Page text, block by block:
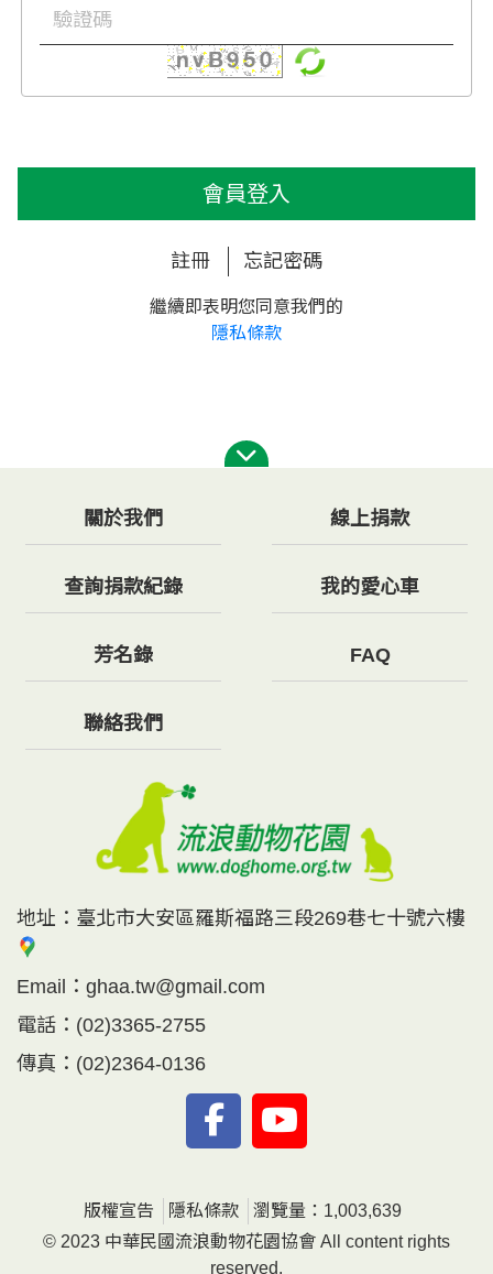
會員登入
註冊 忘記密碼
繼續即表明您同意我們的
隱私條款
關於我們 線上捐款
查詢捐款紀錄 我的愛心車
芳名錄 FAQ
聯絡我們
地址： 臺北市大安區羅斯福路三段269巷七十號六樓
Email： ghaa.tw@gmail.com
電話： (02)3365-2755
傳真： (02)2364-0136
版權宣告 隱私條款
瀏覽量：1,003,639
© 2023 中華民國流浪動物花園協會 All content rights
reserved.